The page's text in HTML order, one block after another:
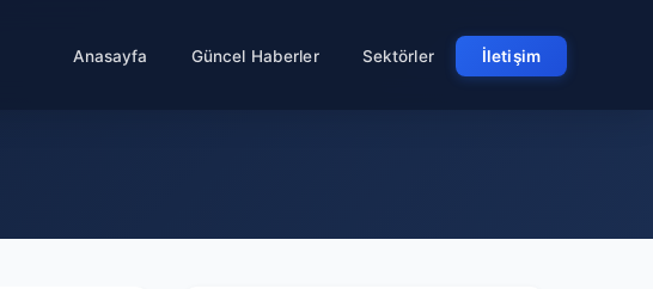
Anasayfa Güncel Haberler Sektörler İletişim